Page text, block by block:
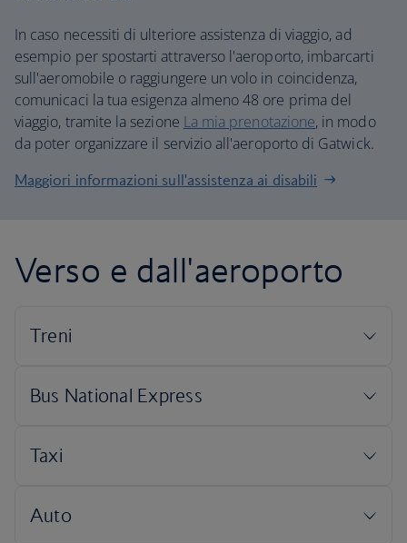
In caso necessiti di ulteriore assistenza di viaggio, ad
esempio per spostarti attraverso l'aeroporto, imbarcarti
sull'aeromobile o raggiungere un volo in coincidenza,
comunicaci la tua esigenza almeno 48 ore prima del
viaggio, tramite la sezione La mia prenotazione, in modo
da poter organizzare il servizio all'aeroporto di Gatwick.
Maggiori informazioni sull'assistenza ai disabili
Verso e dall'aeroporto